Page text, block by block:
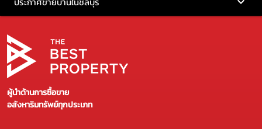
ผู้นำด้านการซื้อขาย
อสังหาริมทรัพย์ทุกประเภท